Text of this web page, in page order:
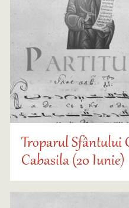
Troparul Sfântului
Cabasila (20 Iunie)